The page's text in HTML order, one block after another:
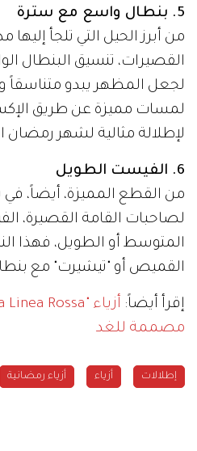
5. بنطال واسع مع سترة
من أبرز الحيل التي تلجأ
القصيرات، تنسيق البنطال
لجعل المظهر يبدو متناسقاً
لمسات مميزة عن طريق
لإطلالة مثالية لشهر رمضان
6. الفيست الطويل
من القطع المميزة، أيضاً،
لصاحبات القامة القصيرة،
المتوسط أو الطويل، فهذا
القميص أو "تيشيرت" مع
إقرأ أيضاً:
مصممة للغد
إطلالات أزياء أزياء رمضانية